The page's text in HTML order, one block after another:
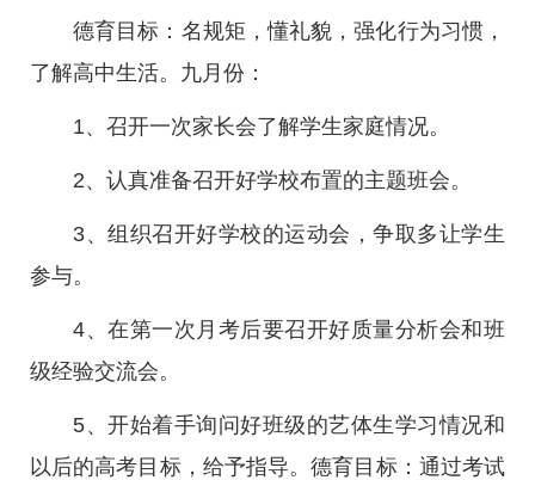
德育目标：名规矩，懂礼貌，强化行为习惯，
了解高中生活。九月份：
1、召开一次家长会了解学生家庭情况。
2、认真准备召开好学校布置的主题班会。
3、组织召开好学校的运动会，争取多让学生
参与。
4、在第一次月考后要召开好质量分析会和班
级经验交流会。
5、开始着手询问好班级的艺体生学习情况和
以后的高考目标，给予指导。德育目标：通过考试